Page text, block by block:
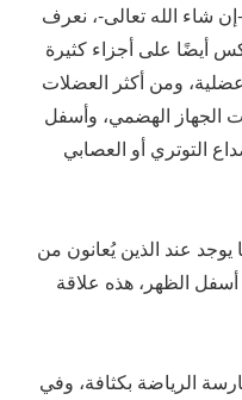
شاء الله تعالى-، نعرف
أيضًا على أجزاء كثيرة
ومن أكثر العضلات
الجهاز الهضمي، وأسفل
التوتري أو العصابي
عند الذين يُعانون من
أسفل الظهر، هذه علاقة
الرياضة بكثافة، وفي